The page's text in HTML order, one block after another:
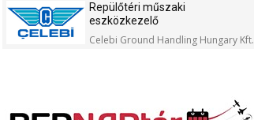
Repülőtéri műszaki
eszközkezelő
Celebi Ground Handling Hungary Kft.